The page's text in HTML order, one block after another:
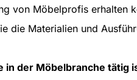
von Möbelprofis erhalten
die Materialien und
in der Möbelbranche tätig